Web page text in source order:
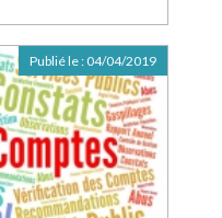
Publié le : 04/04/2019